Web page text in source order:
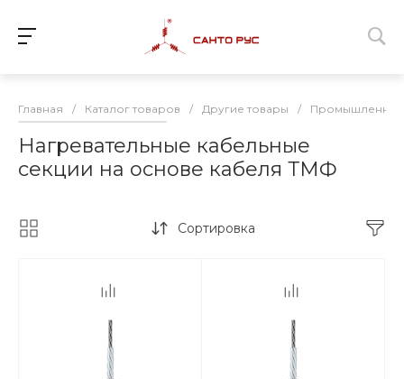
Главная / Каталог товаров / Другие товары /
Нагревательные кабельные
секции на основе кабеля ТМФ
Сортировка